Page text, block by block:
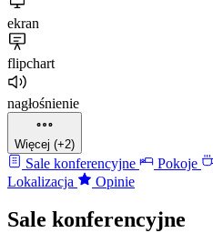
ekran
flipchart
nagłośnienie
Więcej (+2)
Sale konferencyjne Pokoje
Lokalizacja
Opinie
Sale konferencyjne